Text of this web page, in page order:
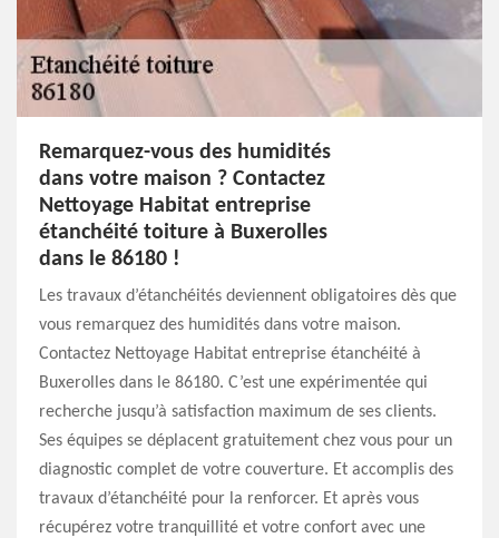
Remarquez-vous des humidités
dans votre maison ? Contactez
Nettoyage Habitat entreprise
étanchéité toiture à Buxerolles
dans le 86180 !
Les travaux d’étanchéités deviennent obligatoires dès que
vous remarquez des humidités dans votre maison.
Contactez Nettoyage Habitat entreprise étanchéité à
Buxerolles dans le 86180. C’est une expérimentée qui
recherche jusqu’à satisfaction maximum de ses clients.
Ses équipes se déplacent gratuitement chez vous pour un
diagnostic complet de votre couverture. Et accomplis des
travaux d’étanchéité pour la renforcer. Et après vous
récupérez votre tranquillité et votre confort avec une